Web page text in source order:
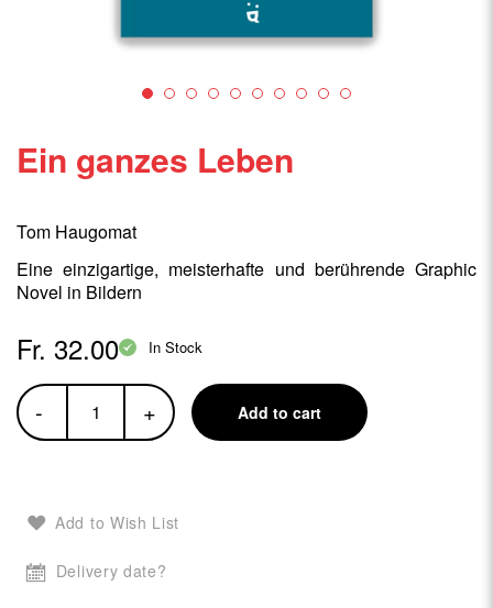
Ein ganzes Leben
Tom Haugomat
Eine einzigartige, meisterhafte und berührende Graphic
Novel in Bildern
Fr. 32.00 In Stock
- + Add to cart
Add to Wish List
Delivery date?